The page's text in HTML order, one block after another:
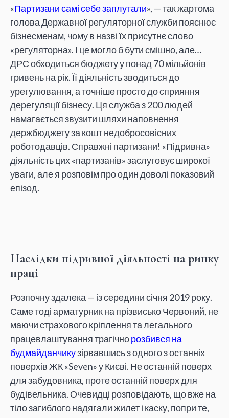
«Партизани самі себе заплутали», — так жартома
голова Державної регуляторної служби пояснює
бізнесменам, чому в назві їх присутнє слово
«регуляторна». І це могло б бути смішно, але…
ДРС обходиться бюджету у понад 70 мільйонів
гривень на рік. Її діяльність зводиться до
урегулювання, а точніше просто до сприяння
дерегуляції бізнесу. Ця служба з 200 людей
намагається звузити шляхи наповнення
держбюджету за кошт недобросовісних
роботодавців. Справжні партизани! «Підривна»
діяльність цих «партизанів» заслуговує широкої
уваги, але я розповім про один доволі показовий
епізод.
Наслідки підривної діяльності на ринку
праці
Розпочну здалека — із середини січня 2019 року.
Саме тоді арматурник на прізвисько Червоний, не
маючи страхового кріплення та легального
працевлаштування трагічнорозбився на
будмайданчикузірвавшись з одного з останніх
поверхів ЖК «Seven» у Києві. Не останній поверх
для забудовника, проте останній поверх для
будівельника. Очевидці розповідають, що вже на
тіло загиблого надягали жилет і каску, попри те,